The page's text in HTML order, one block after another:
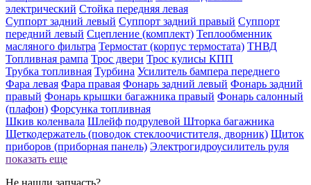
электрический Стойка передняя левая
Суппорт задний левый Суппорт задний правый Суппорт
передний левый Сцепление (комплект) Теплообменник
масляного фильтра Термостат (корпус термостата) ТНВД
Топливная рампа Трос двери Трос кулисы КПП
Трубка топливная Турбина Усилитель бампера переднего
Фара левая Фара правая Фонарь задний левый Фонарь задний
правый Фонарь крышки багажника правый Фонарь салонный
(плафон) Форсунка топливная
Шкив коленвала Шлейф подрулевой Шторка багажника
Щеткодержатель (поводок стеклоочистителя, дворник) Щиток
приборов (приборная панель) Электрогидроусилитель руля
показать еще
Не нашли запчасть?